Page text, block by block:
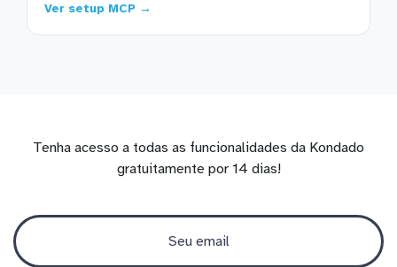
Ver setup MCP →
Tenha acesso a todas as funcionalidades da Kondado
gratuitamente por 14 dias!